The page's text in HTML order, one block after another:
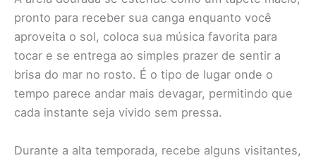
pronto para receber sua canga enquanto você
aproveita o sol, coloca sua música favorita para
tocar e se entrega ao simples prazer de sentir a
brisa do mar no rosto. É o tipo de lugar onde o
tempo parece andar mais devagar, permitindo que
cada instante seja vivido sem pressa.
Durante a alta temporada, recebe alguns visitantes,